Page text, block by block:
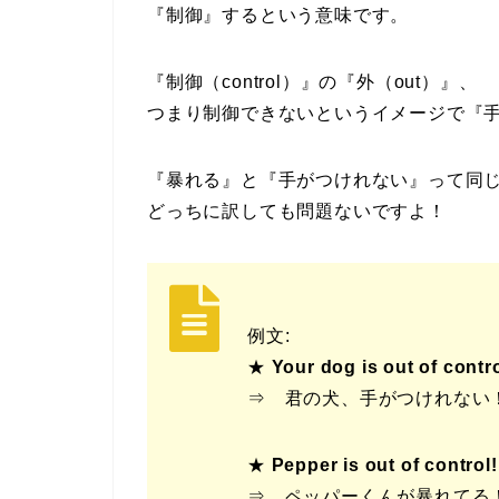
『制御』するという意味です。
『制御（control）』の『外（out）』、
つまり制御できないというイメージで『
『暴れる』と『手がつけれない』って同
どっちに訳しても問題ないですよ！
例文:
★ Your dog is out of
⇒ 君の犬、手がつけれない
★ Pepper is out of control!